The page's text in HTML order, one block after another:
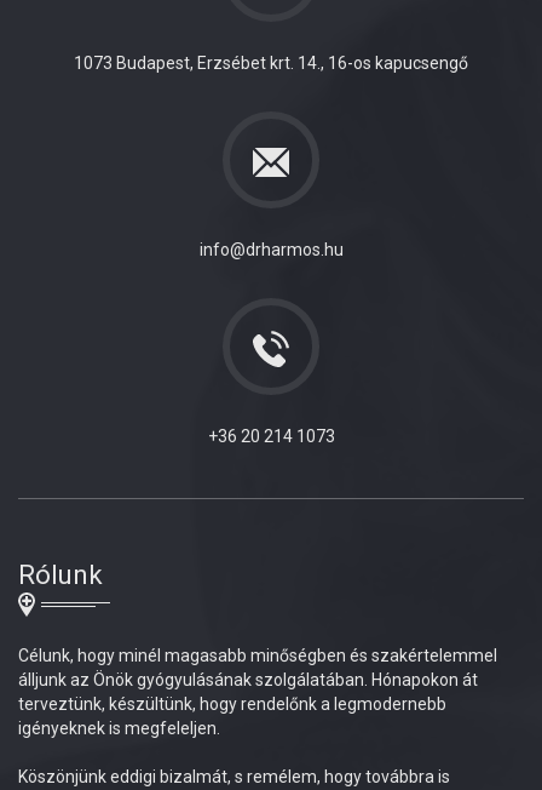
1073 Budapest, Erzsébet krt. 14., 16-os kapucsengő
info@drharmos.hu
+36 20 214 1073
Rólunk
Célunk, hogy minél magasabb minőségben és szakértelemmel
álljunk az Önök gyógyulásának szolgálatában. Hónapokon át
terveztünk, készültünk, hogy rendelőnk a legmodernebb
igényeknek is megfeleljen.
Köszönjünk eddigi bizalmát, s remélem, hogy továbbra is